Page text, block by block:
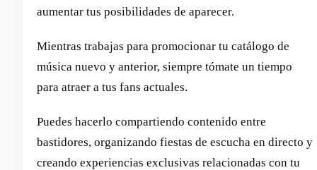
aumentar tus posibilidades de aparecer.
Mientras trabajas para promocionar tu catálogo de
música nuevo y anterior, siempre tómate un tiempo
para atraer a tus fans actuales.
Puedes hacerlo compartiendo contenido entre
bastidores, organizando fiestas de escucha en directo y
creando experiencias exclusivas relacionadas con tu